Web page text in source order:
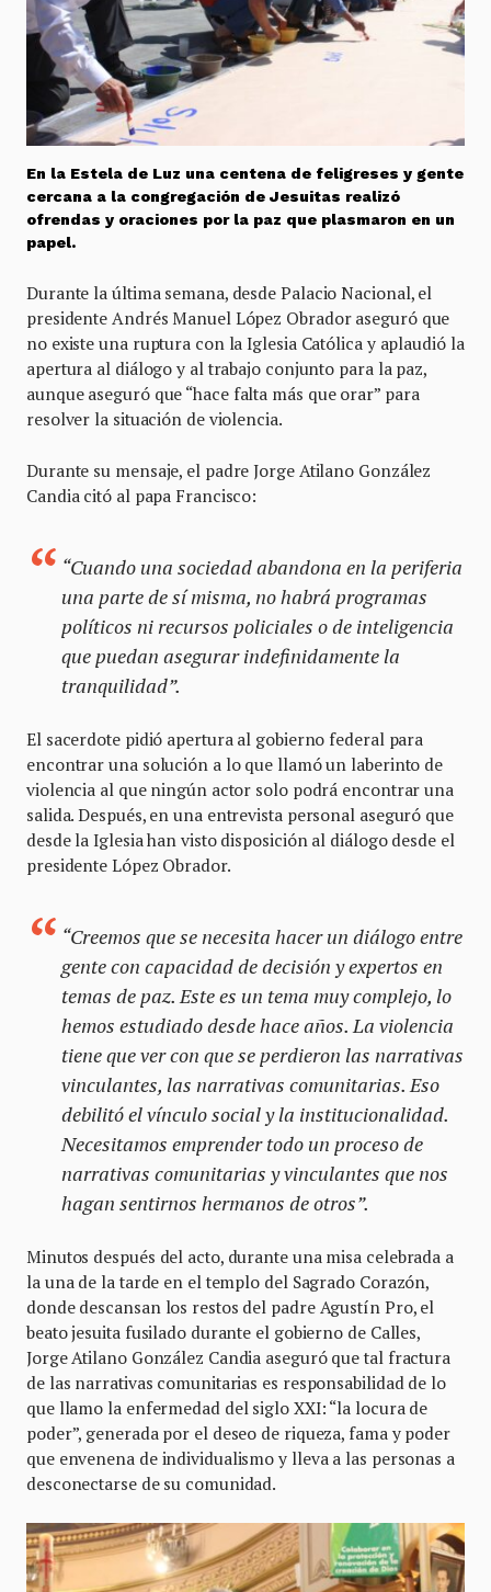
En la Estela de Luz una centena de feligreses y gente
cercana a la congregación de Jesuitas realizó
ofrendas y oraciones por la paz que plasmaron en un
papel.
Durante la última semana, desde Palacio Nacional, el
presidente Andrés Manuel López Obrador aseguró que
no existe una ruptura con la Iglesia Católica y aplaudió la
apertura al diálogo y al trabajo conjunto para la paz,
aunque aseguró que “hace falta más que orar” para
resolver la situación de violencia.
Durante su mensaje, el padre Jorge Atilano González
Candia citó al papa Francisco:
“Cuando una sociedad abandona en la periferia
una parte de sí misma, no habrá programas
políticos ni recursos policiales o de inteligencia
que puedan asegurar indefinidamente la
tranquilidad”.
El sacerdote pidió apertura al gobierno federal para
encontrar una solución a lo que llamó un laberinto de
violencia al que ningún actor solo podrá encontrar una
salida. Después, en una entrevista personal aseguró que
desde la Iglesia han visto disposición al diálogo desde el
presidente López Obrador.
“Creemos que se necesita hacer un diálogo entre
gente con capacidad de decisión y expertos en
temas de paz. Este es un tema muy complejo, lo
hemos estudiado desde hace años. La violencia
tiene que ver con que se perdieron las narrativas
vinculantes, las narrativas comunitarias. Eso
debilitó el vínculo social y la institucionalidad.
Necesitamos emprender todo un proceso de
narrativas comunitarias y vinculantes que nos
hagan sentirnos hermanos de otros”.
Minutos después del acto, durante una misa celebrada a
la una de la tarde en el templo del Sagrado Corazón,
donde descansan los restos del padre Agustín Pro, el
beato jesuita fusilado durante el gobierno de Calles,
Jorge Atilano González Candia aseguró que tal fractura
de las narrativas comunitarias es responsabilidad de lo
que llamo la enfermedad del siglo XXI: “la locura de
poder”, generada por el deseo de riqueza, fama y poder
que envenena de individualismo y lleva a las personas a
desconectarse de su comunidad.